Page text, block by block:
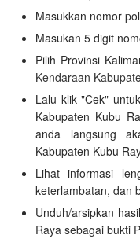
Masukkan nomor
Masukan 5 digit
Pilih Provinsi
Kendaraan
Lalu klik "Cek"
Kabupaten Kubu
anda langsung
Kabupaten Kubu
Lihat informasi
keterlambatan, dan
Unduh/arsipkan
Raya sebagai bukti